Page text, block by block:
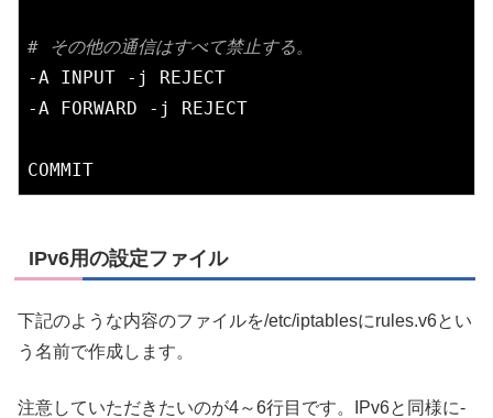
# その他の通信はすべて禁止する。
-A INPUT -j REJECT
-A FORWARD -j REJECT
IPv6用の設定ファイル
下記のような内容のファイルを/etc/iptablesにrules.v6とい
う名前で作成します。
注意していただきたいのが4～6行目です。IPv6と同様に-